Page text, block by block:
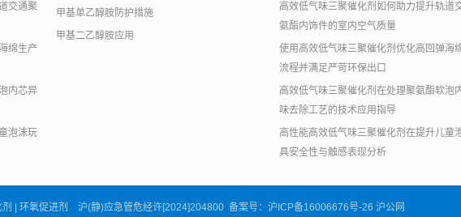
交通聚
绵生产
内芯异
泡沫玩
甲基单乙醇胺防护措施
甲基二乙醇胺应用
高效低气味三聚催化剂如何助力提升轨道
氨酯内饰件的室内空气质量
使用高效低气味三聚催化剂优化高回弹海
流程并满足严苛环保出口
高效低气味三聚催化剂在处理聚氨酯软泡
味去除工艺的技术应用指导
高性能高效低气味三聚催化剂在提升儿童
具安全性与触感表现分析
| 环氧促进剂 沪(静)应急管危经许[2024]204800 备案号： 沪ICP备16006676号-26 沪公网